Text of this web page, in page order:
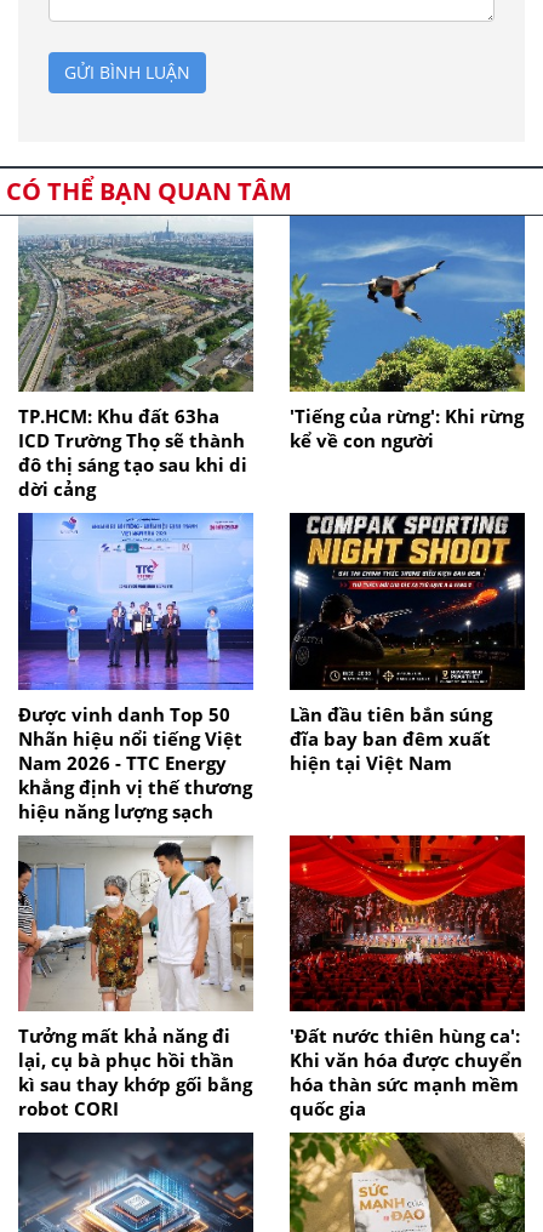
GỬI BÌNH LUẬN
CÓ THỂ BẠN QUAN TÂM
TP.HCM: Khu đất 63ha
ICD Trường Thọ sẽ thành
đô thị sáng tạo sau khi di
dời cảng
'Tiếng của rừng': Khi rừng
kể về con người
Được vinh danh Top 50
Nhãn hiệu nổi tiếng Việt
Nam 2026 - TTC Energy
khẳng định vị thế thương
hiệu năng lượng sạch
Lần đầu tiên bắn súng
đĩa bay ban đêm xuất
hiện tại Việt Nam
Tưởng mất khả năng đi
lại, cụ bà phục hồi thần
kì sau thay khớp gối bằng
robot CORI
'Đất nước thiên hùng ca':
Khi văn hóa được chuyển
hóa thàn sức mạnh mềm
quốc gia